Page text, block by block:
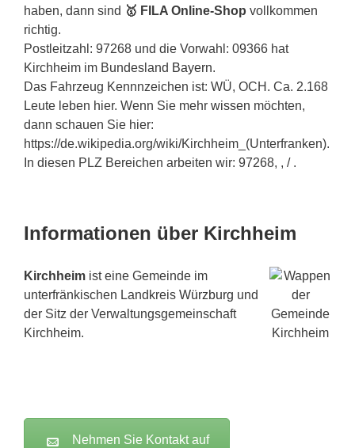
haben, dann sind 🥇 FILA Online-Shop vollkommen
richtig.
Postleitzahl: 97268 und die Vorwahl: 09366 hat
Kirchheim im Bundesland Bayern.
Das Fahrzeug Kennnzeichen ist: WÜ, OCH. Ca. 2.168
Leute leben hier. Wenn Sie mehr wissen möchten,
dann schauen Sie hier:
https://de.wikipedia.org/wiki/Kirchheim_(Unterfranken).
In diesen PLZ Bereichen arbeiten wir: 97268, , / .
Informationen über Kirchheim
Kirchheim ist eine Gemeinde im
unterfränkischen Landkreis Würzburg und
der Sitz der Verwaltungsgemeinschaft
Kirchheim.
Nehmen Sie Kontakt auf